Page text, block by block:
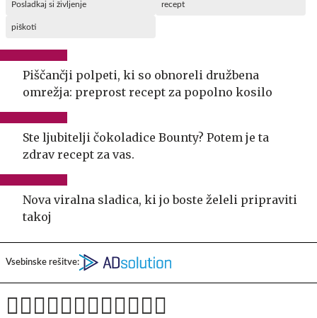
Posladkaj si življenje recept
piškoti
Piščančji polpeti, ki so obnoreli družbena
omrežja: preprost recept za popolno kosilo
Ste ljubitelji čokoladice Bounty? Potem je ta
zdrav recept za vas.
Nova viralna sladica, ki jo boste želeli pripraviti
takoj
Vsebinske rešitve: